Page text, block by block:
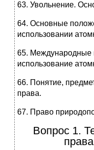
63. Увольнение.
64. Основные
использовании
65. Международные
использование
66. Понятие,
права.
67. Право
Вопрос 1.